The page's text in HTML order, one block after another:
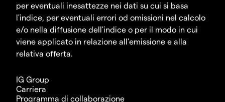
per eventuali inesattezze nei dati su cui si basa
l'indice, per eventuali errori od omissioni nel calcolo
e/o nella diffusione dell'indice o per il modo in cui
viene applicato in relazione all'emissione e alla
relativa offerta.
IG Group
Carriera
Programma di collaborazione